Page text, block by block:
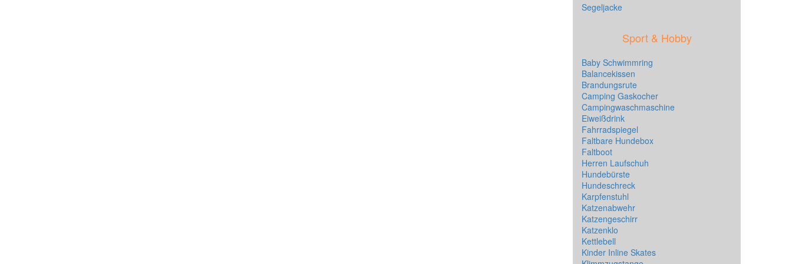
Segeljacke
Sport & Hobby
Baby Schwimmring
Balancekissen
Brandungsrute
Camping Gaskocher
Campingwaschmaschine
Eiweißdrink
Fahrradspiegel
Faltbare Hundebox
Faltboot
Herren Laufschuh
Hundebürste
Hundeschreck
Karpfenstuhl
Katzenabwehr
Katzengeschirr
Katzenklo
Kettlebell
Kinder Inline Skates